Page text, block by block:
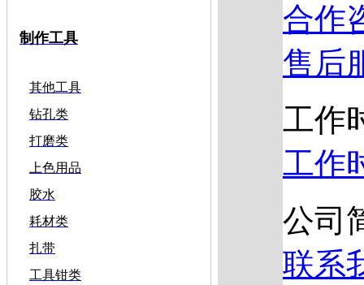
制作工具
其他工具
钻孔类
打磨类
上色用品
胶水
耗材类
扎带
工具钳类
合作
售后
工作
工作
公司
联系